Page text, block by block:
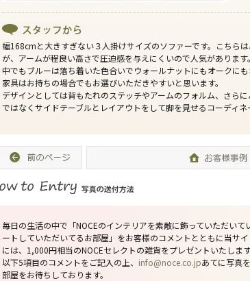
幅168cmと大きすぎない３人掛けサイズのソファーです。こちら
が、アームが程良い高さで圧迫感を与えにくいので人気がありま
中でもブルーは落ち着いた色合いでウォールナットにもオークに
家具はお持ちの場合でもお選びいただきやすいと思います。
デザインとしては背もたれのステッチやアームのフォルム、さら
ではなくサイドテーブルとレイアウトをして脚を見せるコーディネ
毎日の生活の中で「NOCEのインテリアを素敵に飾っていただい
ートしていただいてるお部屋」をお客様のコメントとともに当サ
には、1,000円相当のNOCEセレクトの雑貨をプレゼントいたします
以下5項目のコメントをご記入の上、 info@noce.co.jpあてに写真
部屋をお待ちしております。